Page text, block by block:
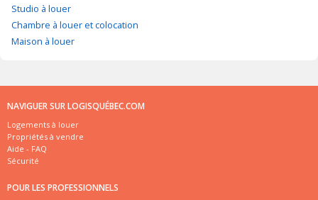
Studio à louer
Chambre à louer et colocation
Maison à louer
NAVIGUER SUR LOGISQUÉBEC.COM
Logements à louer
Propriétés à vendre
Aide - FAQ
Sécurité
POUR LES PROFESSIONNELS